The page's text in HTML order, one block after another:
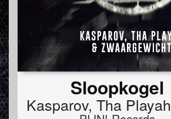
Sloopkogel
Kasparov, Tha Playah